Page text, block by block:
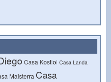
Casa Kostiol Casa Landa
Maisterra Casa